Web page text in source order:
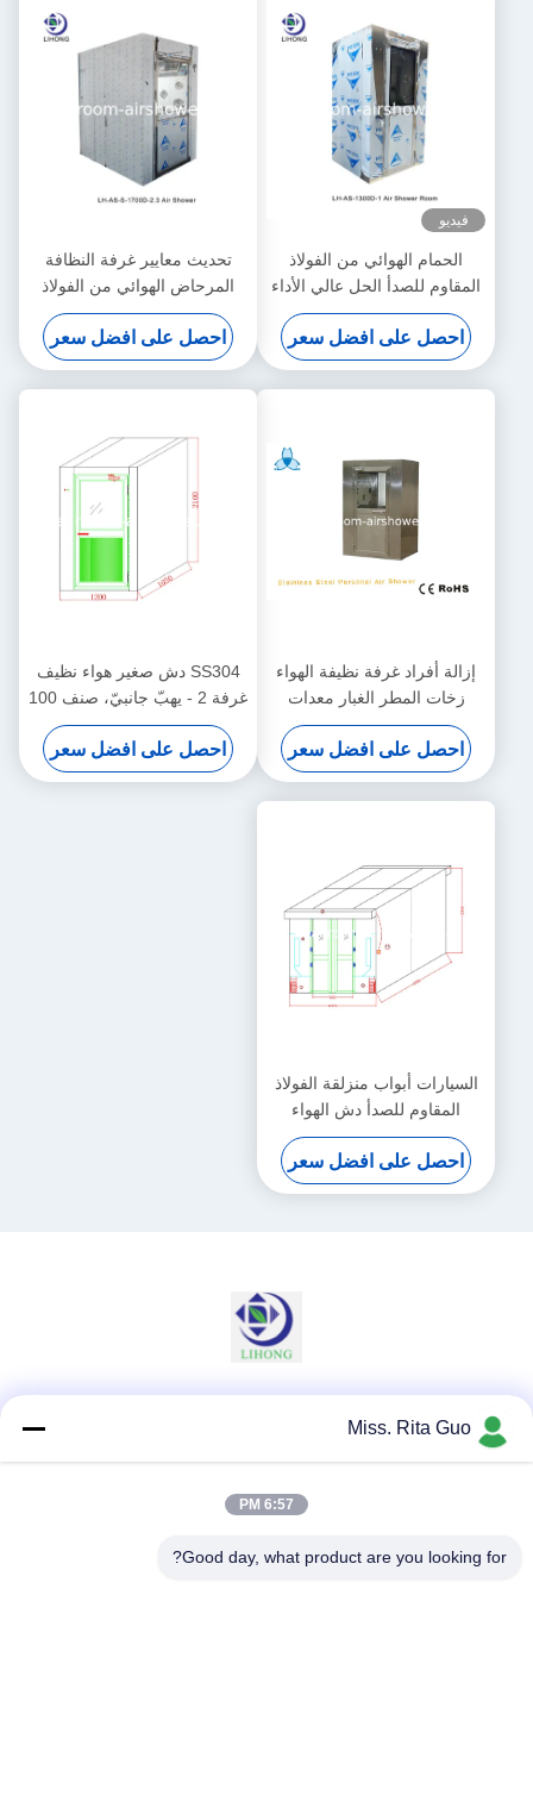
فيديو
الحمام الهوائي من الفولاذ
المقاوم للصدأ الحل عالي الأداء
لمعايير الغرف النظيفة
احصل على افضل سعر
تحديث معايير غرفة النظافة
المرحاض الهوائي من الفولاذ
المقاوم للصدأ تلقائي / يدوي
احصل على افضل سعر
إزالة أفراد غرفة نظيفة الهواء
زخات المطر الغبار معدات
التنظيف غرفة
احصل على افضل سعر
SS304 دش صغير هواء نظيف
غرفة 2 - يهبّ جانبيّ، صنف 100
غرفة نظيف
احصل على افضل سعر
السيارات أبواب منزلقة الفولاذ
المقاوم للصدأ دش الهواء
للبضائع مع العرض 635mm
مجلس الوزراء
احصل على افضل سعر
وسائل التواصل الاجتماعيMiss. Rita Guo
6:57 PM
Good day, what product are you looking for?